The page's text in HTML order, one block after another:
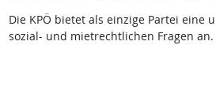
Die KPÖ bietet als einzige Partei eine
sozial- und mietrechtlichen Fragen an.